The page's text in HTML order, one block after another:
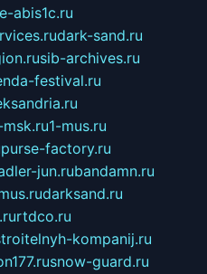
e-abis1c.ru
dark-sand.ru
sib-archives.ru
festival.ru
1-mus.ru
purse-factory.ru
jun.rubandamn.ru
darksand.ru
rtdco.ru
kompanij.ru
snow-guard.ru